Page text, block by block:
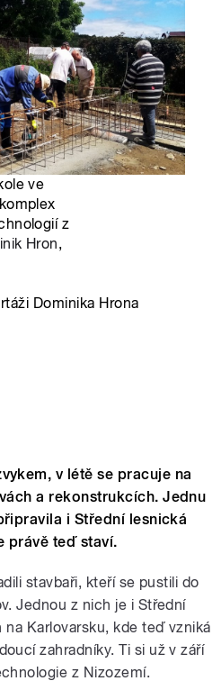
ve
z
Hron,
Dominika Hrona
v létě se pracuje na
a rekonstrukcích. Jednu
i Střední lesnická
právě teď staví.
stavbaři, kteří se pustili do
Jednou z nich je i Střední
Karlovarsku, kde teď vzniká
zahradníky. Ti si už v září
z Nizozemí.